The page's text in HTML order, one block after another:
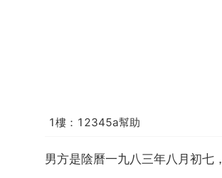
1樓：12345a幫助
男方是陰曆一九八三年八月初七，